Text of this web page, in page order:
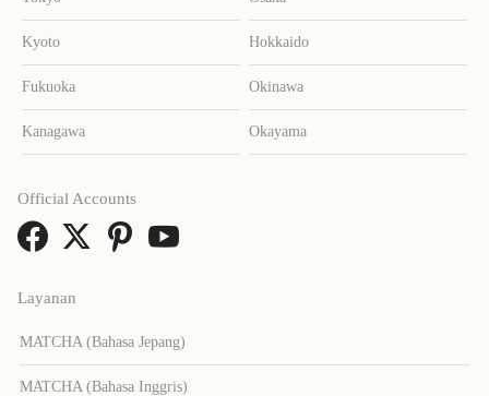
Kyoto Hokkaido
Fukuoka Okinawa
Kanagawa Okayama
Layanan
MATCHA (Bahasa Jepang)
MATCHA (Bahasa Inggris)
Official Accounts